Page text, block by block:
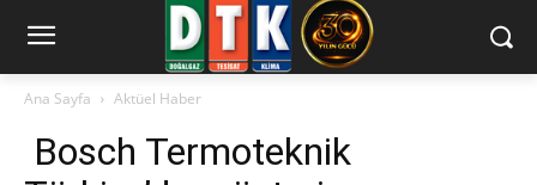
Ana Sayfa Aktüel Haber
Bosch Termoteknik